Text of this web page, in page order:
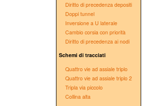
Diritto di precedenza depositi
Doppi tunnel
Inversione a U laterale
Cambio corsia con priorità
Diritto di precedenza ai nodi
Schemi di tracciati
Quattro vie ad assiale triplo
Quattro vie ad assiale triplo 2
Tripla via piccolo
Collina alta